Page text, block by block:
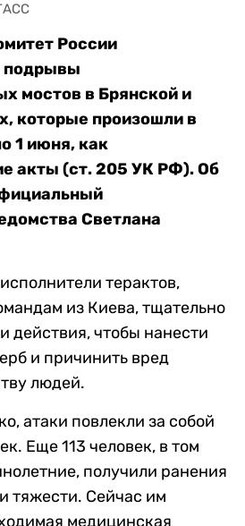
России
подрывы
мостов в Брянской и
которые произошли в
1 июня, как
акты (ст. 205 УК РФ). Об
Светлана
терактов,
из Киева, тщательно
действия, чтобы нанести
и причинить вред
людей.
атаки повлекли за собой
Еще 113 человек, в том
получили ранения
тяжести. Сейчас им
медицинская